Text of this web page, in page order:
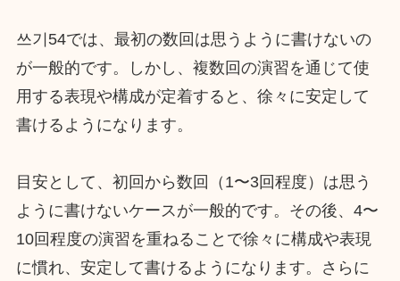
쓰기54では、最初の数回は思うように書けないの
が一般的です。しかし、複数回の演習を通じて使
用する表現や構成が定着すると、徐々に安定して
書けるようになります。
目安として、初回から数回（1〜3回程度）は思う
ように書けないケースが一般的です。その後、4〜
10回程度の演習を重ねることで徐々に構成や表現
に慣れ、安定して書けるようになります。さらに